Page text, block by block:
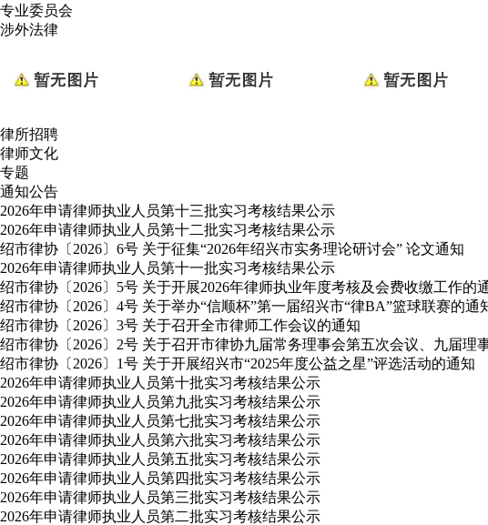
专业委员会
涉外法律
律所招聘
律师文化
专题
通知公告
2026年申请律师执业人员第十三批实习考核结果公示
2026年申请律师执业人员第十二批实习考核结果公示
绍市律协〔2026〕6号 关于征集“2026年绍兴市实务理论研讨会” 论文通知
2026年申请律师执业人员第十一批实习考核结果公示
绍市律协〔2026〕5号 关于开展2026年律师执业年度考核及会费收缴工作的
绍市律协〔2026〕4号 关于举办“信顺杯”第一届绍兴市“律BA”篮球联赛的通
绍市律协〔2026〕3号 关于召开全市律师工作会议的通知
绍市律协〔2026〕2号 关于召开市律协九届常务理事会第五次会议、九届理
绍市律协〔2026〕1号 关于开展绍兴市“2025年度公益之星”评选活动的通知
2026年申请律师执业人员第十批实习考核结果公示
2026年申请律师执业人员第九批实习考核结果公示
2026年申请律师执业人员第七批实习考核结果公示
2026年申请律师执业人员第六批实习考核结果公示
2026年申请律师执业人员第五批实习考核结果公示
2026年申请律师执业人员第四批实习考核结果公示
2026年申请律师执业人员第三批实习考核结果公示
2026年申请律师执业人员第二批实习考核结果公示